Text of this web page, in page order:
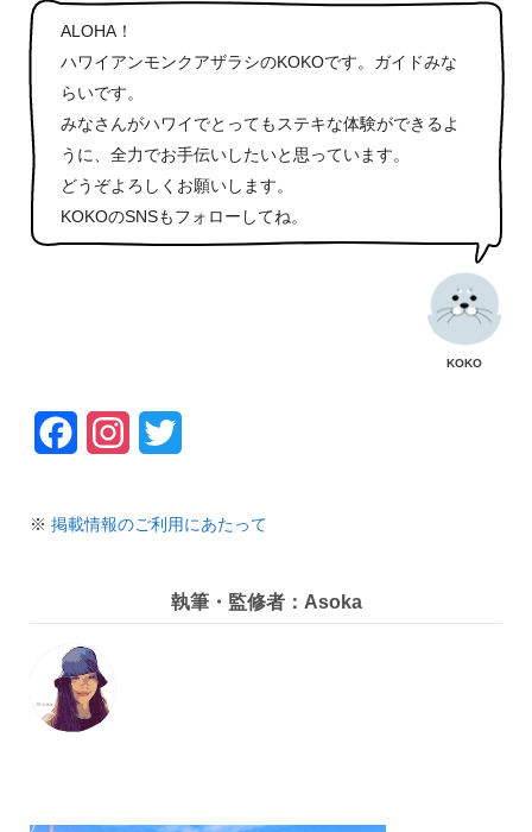
ALOHA！
ハワイアンモンクアザラシのKOKOです。ガイドみな
らいです。
みなさんがハワイでとってもステキな体験ができるよ
うに、全力でお手伝いしたいと思っています。
どうぞよろしくお願いします。
KOKOのSNSもフォローしてね。
KOKO
c
o
o
k
s i
t
※ 掲載情報のご利用にあたって
執筆・監修者：Asoka